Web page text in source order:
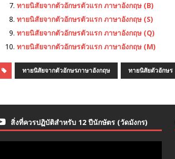
ทายนิสัยจากตัวอักษรตัวแรก ภาษาอังกฤษ (B)
ทายนิสัยจากตัวอักษรตัวแรก ภาษาอังกฤษ (S)
ทายนิสัยจากตัวอักษรตัวแรก ภาษาอังกฤษ (Q)
ทายนิสัยจากตัวอักษรตัวแรก ภาษาอังกฤษ (M)
ทายนิสัยจากตัวอักษรภาษาอังกฤษ ทายนิสัยตัวอักษร
สิ่งที่ควรปฏิบัติสำหรับ 12 ปีนักษัตร (วัดมังกร)